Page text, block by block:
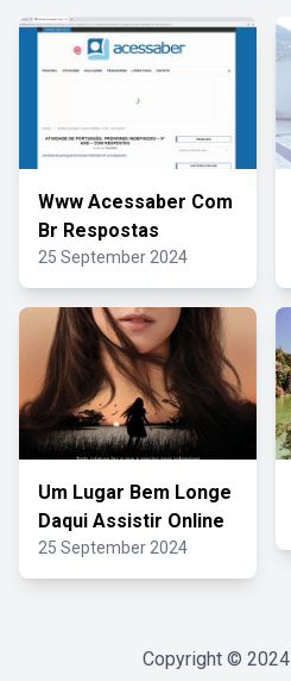
Www Acessaber Com
Br Respostas
25 September 2024
Um Lugar Bem Longe
Daqui Assistir Online
25 September 2024
Copyright © 2024